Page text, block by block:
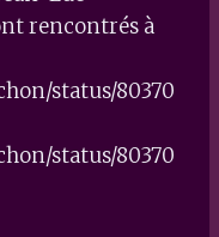
rencontrés à
status/80370
status/80370